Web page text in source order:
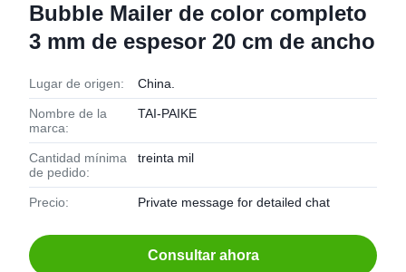
Bubble Mailer de color completo
3 mm de espesor 20 cm de ancho
Lugar de origen: China.
Nombre de la
marca:
TAI-PAIKE
Cantidad mínima
de pedido:
treinta mil
Precio: Private message for detailed chat
Consultar ahora